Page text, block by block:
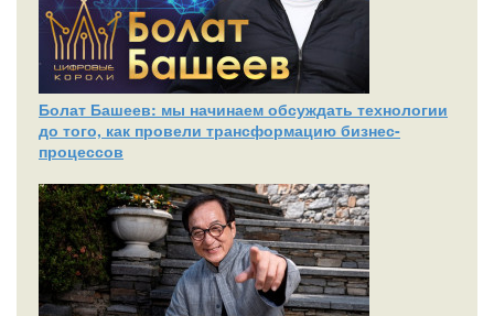
Болат Башеев: мы начинаем обсуждать технологии
до того, как провели трансформацию бизнес-
процессов